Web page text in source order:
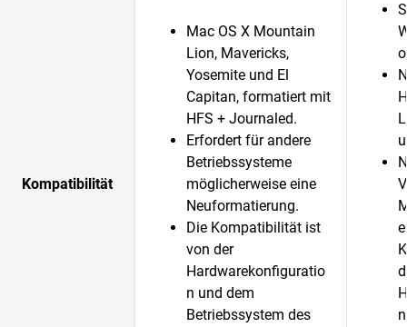
Kompatibilität
Mac OS X Mountain
Lion, Mavericks,
Yosemite und El
Capitan, formatiert mit
HFS + Journaled.
Erfordert für andere
Betriebssysteme
möglicherweise eine
Neuformatierung.
Die Kompatibilität ist
von der
Hardwarekonfiguratio
n und dem
Betriebssystem des